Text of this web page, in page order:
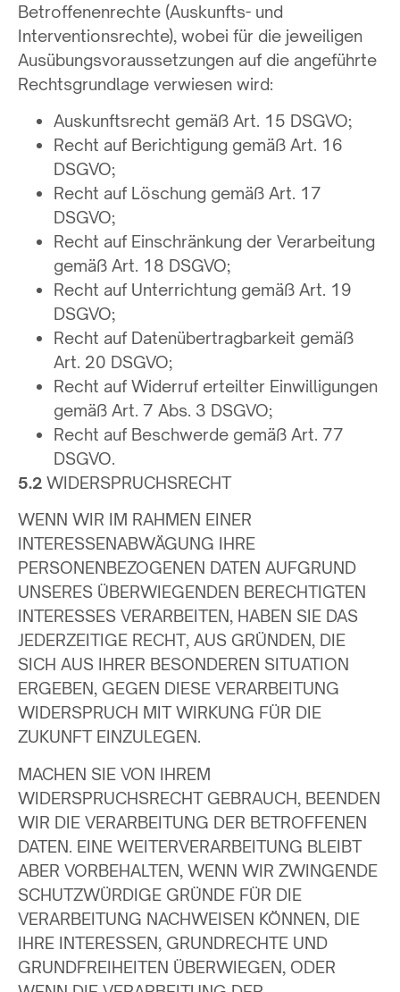
Betroffenenrechte (Auskunfts- und
Interventionsrechte), wobei für die jeweiligen
Ausübungsvoraussetzungen auf die angeführte
Rechtsgrundlage verwiesen wird:
Auskunftsrecht gemäß Art. 15 DSGVO;
Recht auf Berichtigung gemäß Art. 16
DSGVO;
Recht auf Löschung gemäß Art. 17
DSGVO;
Recht auf Einschränkung der Verarbeitung
gemäß Art. 18 DSGVO;
Recht auf Unterrichtung gemäß Art. 19
DSGVO;
Recht auf Datenübertragbarkeit gemäß
Art. 20 DSGVO;
Recht auf Widerruf erteilter Einwilligungen
gemäß Art. 7 Abs. 3 DSGVO;
Recht auf Beschwerde gemäß Art. 77
DSGVO.
5.2 WIDERSPRUCHSRECHT
WENN WIR IM RAHMEN EINER
INTERESSENABWÄGUNG IHRE
PERSONENBEZOGENEN DATEN AUFGRUND
UNSERES ÜBERWIEGENDEN BERECHTIGTEN
INTERESSES VERARBEITEN, HABEN SIE DAS
JEDERZEITIGE RECHT, AUS GRÜNDEN, DIE
SICH AUS IHRER BESONDEREN SITUATION
ERGEBEN, GEGEN DIESE VERARBEITUNG
WIDERSPRUCH MIT WIRKUNG FÜR DIE
ZUKUNFT EINZULEGEN.
MACHEN SIE VON IHREM
WIDERSPRUCHSRECHT GEBRAUCH, BEENDEN
WIR DIE VERARBEITUNG DER BETROFFENEN
DATEN. EINE WEITERVERARBEITUNG BLEIBT
ABER VORBEHALTEN, WENN WIR ZWINGENDE
SCHUTZWÜRDIGE GRÜNDE FÜR DIE
VERARBEITUNG NACHWEISEN KÖNNEN, DIE
IHRE INTERESSEN, GRUNDRECHTE UND
GRUNDFREIHEITEN ÜBERWIEGEN, ODER